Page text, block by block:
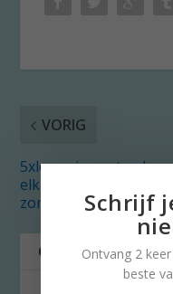
VORIG
5xlezen in september:
elk boek getest in de
zomerzon!
OVER DE AUTEUR
Schrijf
Ontvang 2
beste